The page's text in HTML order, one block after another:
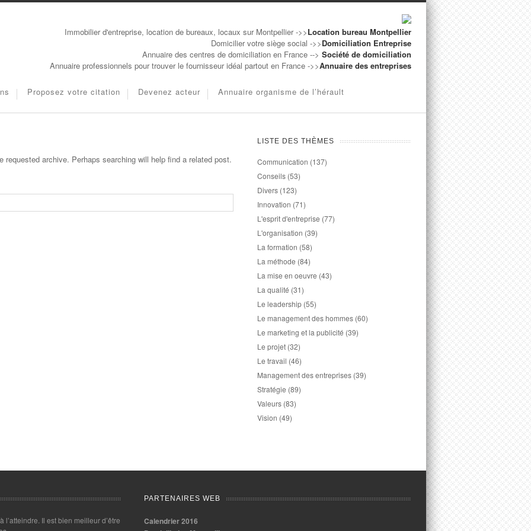
Immobilier d'entreprise, location de bureaux, locaux sur Montpellier ->>Location bureau Montpellier
Domicilier votre siège social ->>Domiciliation Entreprise
Annuaire des centres de domiciliation en France --> Société de domiciliation
Annuaire professionnels pour trouver le fournisseur idéal partout en France ->>Annuaire des entreprises
Proposez votre citation Devenez acteur Annuaire organisme de l’hérault
requested archive. Perhaps searching will help find a related post.
LISTE DES THÈMES
Communication (137)
Conseils (53)
Divers (123)
Innovation (71)
L'esprit d'entreprise (77)
L'organisation (39)
La formation (58)
La méthode (84)
La mise en oeuvre (43)
La qualité (31)
Le leadership (55)
Le management des hommes (60)
Le marketing et la publicité (39)
Le projet (32)
Le travail (46)
Management des entreprises (39)
Stratégie (89)
Valeurs (83)
Vision (49)
Il est bien meilleur d’être
PARTENAIRES WEB
Calendrier 2016